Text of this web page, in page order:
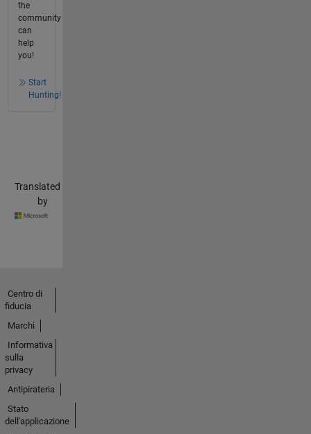
the
community
can
help
you!
Start
Hunting!
Translated
by
Centro di
fiducia
Marchi
Informativa
sulla
privacy
Antipirateria
Stato
dell'applicazione